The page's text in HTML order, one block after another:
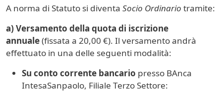
A norma di Statuto si diventa Socio Ordinario tramite:
a) Versamento della quota di iscrizione
annuale(fissata a 20,00 €). Il versamento andrà
effettuato in una delle seguenti modalità:
Su conto corrente bancario presso BAnca
IntesaSanpaolo, Filiale Terzo Settore: